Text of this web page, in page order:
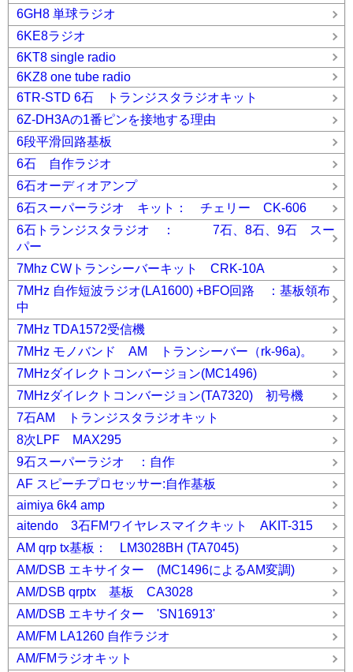
6GH8 単球ラジオ
6KE8ラジオ
6KT8 single radio
6KZ8 one tube radio
6TR-STD 6石 トランジスタラジオキット
6Z-DH3Aの1番ピンを接地する理由
6段平滑回路基板
6石 自作ラジオ
6石オーディオアンプ
6石スーパーラジオ キット： チェリー CK-606
6石トランジスタラジオ ： 7石、8石、9石 スー
パー
7Mhz CWトランシーバーキット CRK-10A
7MHz 自作短波ラジオ(LA1600) +BFO回路 ：基板領布
中
7MHz TDA1572受信機
7MHz モノバンド AM トランシーバー（rk-96a)。
7MHzダイレクトコンバージョン(MC1496)
7MHzダイレクトコンバージョン(TA7320) 初号機
7石AM トランジスタラジオキット
8次LPF MAX295
9石スーパーラジオ ：自作
AF スピーチプロセッサー:自作基板
aimiya 6k4 amp
aitendo 3石FMワイヤレスマイクキット AKIT-315
AM qrp tx基板： LM3028BH (TA7045)
AM/DSB エキサイター (MC1496によるAM変調)
AM/DSB qrptx 基板 CA3028
AM/DSB エキサイター 'SN16913'
AM/FM LA1260 自作ラジオ
AM/FMラジオキット